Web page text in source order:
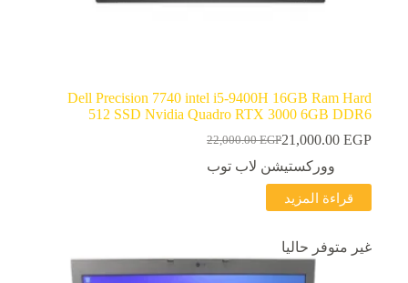
Dell Precision 7740 intel i5-9400H 16GB Ram Hard
512 SSD Nvidia Quadro RTX 3000 6GB DDR6
22,000.00EGP
السعر
الأصلي
هو:
22,000.00 EGP.
21,000.00 EGP
السعر
الحالي
هو:
21,000.00 EGP.
ووركستيشن لاب توب
قراءة المزيد
غير متوفر حاليا